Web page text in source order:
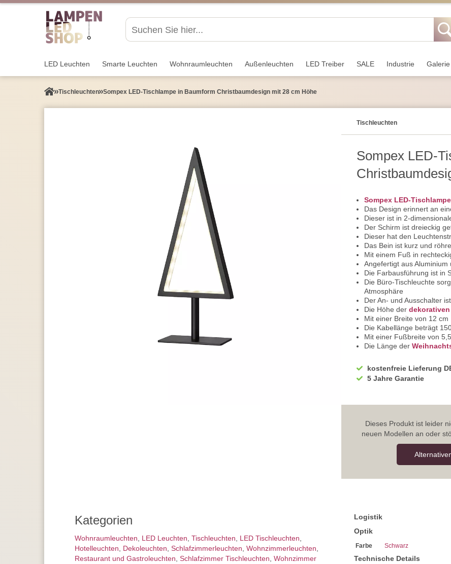
LED Leuchten Smarte Leuchten Wohnraum­leuchten Außen­leuchten LED Treiber SALE Industrie Galerie
Tisch­leuchten Sompex LED-Tischlampe in Baumform Christbaumdesign mit 28 cm Höhe
Tisch­leuchten
Sompex LED-
Sompex LED-Tischlampe
Das Design erinnert an
Dieser ist in 2-
Der Schirm ist dreieckig
Dieser hat den
Das Bein ist kurz und
Mit einem Fuß in
Angefertigt aus Aluminium
Die Farbausführung ist in
Die Büro-Tischleuchte
Atmosphäre
Der An- und Ausschalter
Die Höhe der
Mit einer Breite von 12 cm
Die Kabellänge beträgt
Mit einer Fußbreite von
Die Länge der
Die hat eine Lichtleistung
Die Energieeffizienzklasse
Wir bieten weitere
kostenfreie Lieferung
5 Jahre Garantie
Dieses Produkt ist leider
neuen Modellen an oder
Kategorien
Wohnraum­leuchten, LED Leuchten, Tisch­leuchten, LED Tischleuchten,
Hotelleuchten, Dekoleuchten, Schlafzimmer­leuchten, Wohnzimmer­leuchten,
Restaurant und Gastroleuchten, Schlafzimmer Tischleuchten, Wohnzimmer
Logistik
Optik
Farbe Schwarz
Technische Details